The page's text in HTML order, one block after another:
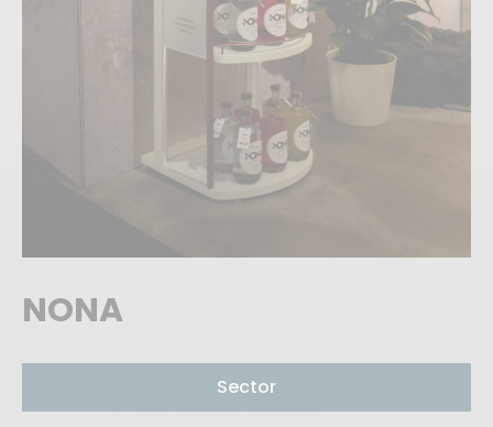
NONA
Sector